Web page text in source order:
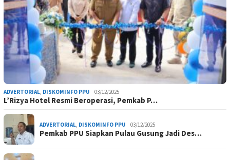
ADVERTORIAL, DISKOMINFO PPU 03/12/2025
L’Rizya Hotel Resmi Beroperasi, Pemkab P…
ADVERTORIAL, DISKOMINFO PPU 03/12/2025
Pemkab PPU Siapkan Pulau Gusung Jadi Des…